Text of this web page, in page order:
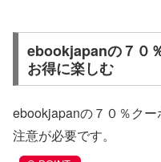
ebookjapanの７０
お得に楽しむ
ebookjapanの７０％ク
注意が必要です。